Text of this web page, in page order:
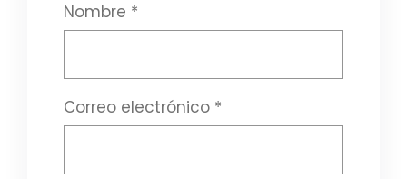
Nombre *
Correo electrónico *